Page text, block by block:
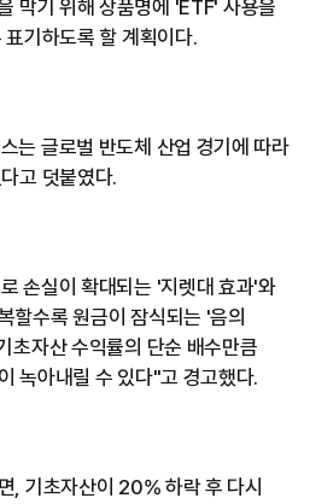
막기 위해 상품명에 'ETF' 사용을
기하도록 할 계획이다.
는 글로벌 반도체 산업 경기에 따라
고 덧붙였다.
손실이 확대되는 '지렛대 효과'와
할수록 원금이 잠식되는 '음의
초자산 수익률의 단순 배수만큼
녹아내릴 수 있다"고 경고했다.
, 기초자산이 20% 하락 후 다시